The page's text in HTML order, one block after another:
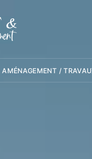
AMÉNAGEMENT /